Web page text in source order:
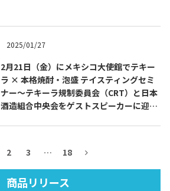
テキーラとは
テキーラマーケット
2025/01/27
2月21日（金）にメキシコ大使館でテキー
ラ × 本格焼酎・泡盛 テイスティングセミ
ナー～テキーラ規制委員会（CRT）と日本
酒造組合中央会をゲストスピーカーに迎え
2 3 … 18
商品リリース